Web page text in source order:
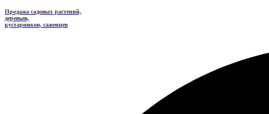
Продажа садовых растений,
деревьев,
кустарников, саженцев